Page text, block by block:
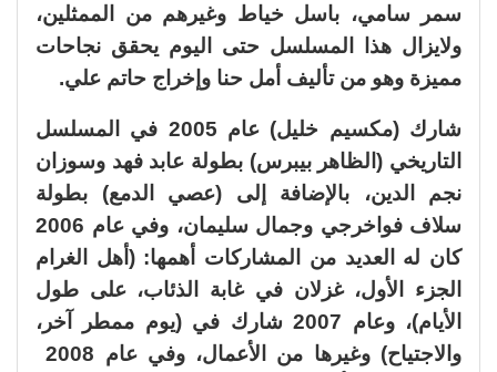
سمر سامي، باسل خياط وغيرهم من الممثلين،
ولايزال هذا المسلسل حتى اليوم يحقق نجاحات
مميزة وهو من تأليف أمل حنا وإخراج حاتم علي.
شارك (مكسيم خليل) عام 2005 في المسلسل
التاريخي (الظاهر بيبرس) بطولة عابد فهد وسوزان
نجم الدين، بالإضافة إلى (عصي الدمع) بطولة
سلاف فواخرجي وجمال سليمان، وفي عام 2006
كان له العديد من المشاركات أهمها: (أهل الغرام
الجزء الأول، غزلان في غابة الذئاب، على طول
الأيام)، وعام 2007 شارك في (يوم ممطر آخر،
والاجتياح) وغيرها من الأعمال، وفي عام 2008